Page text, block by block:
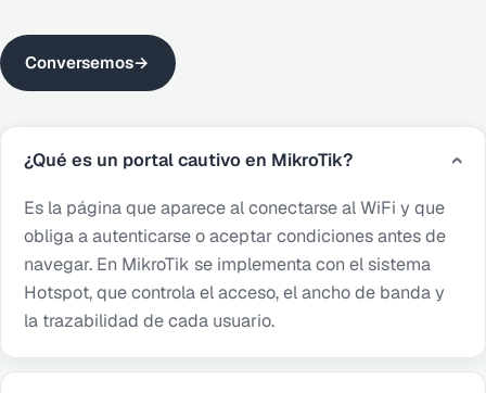
Conversemos→
¿Qué es un portal cautivo en MikroTik?
Es la página que aparece al conectarse al WiFi y que
obliga a autenticarse o aceptar condiciones antes de
navegar. En MikroTik se implementa con el sistema
Hotspot, que controla el acceso, el ancho de banda y
la trazabilidad de cada usuario.